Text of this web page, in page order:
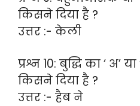
किसने दिया है ?
उत्तर :- केली
प्रश्न 10: बुद्धि का ‘ अ’
किसने दिया है ?
उत्तर :- हैब ने